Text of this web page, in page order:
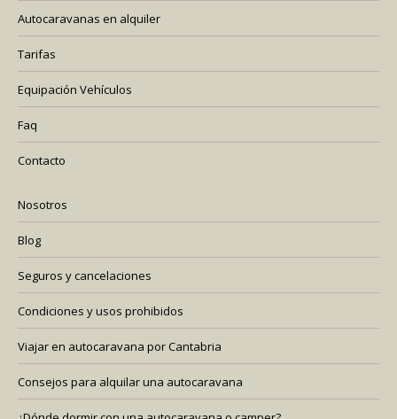
in
new
window
in
new
Autocaravanas en alquiler
Tarifas
Equipación Vehículos
Faq
Contacto
Nosotros
Blog
Seguros y cancelaciones
Condiciones y usos prohibidos
Viajar en autocaravana por Cantabria
Consejos para alquilar una autocaravana